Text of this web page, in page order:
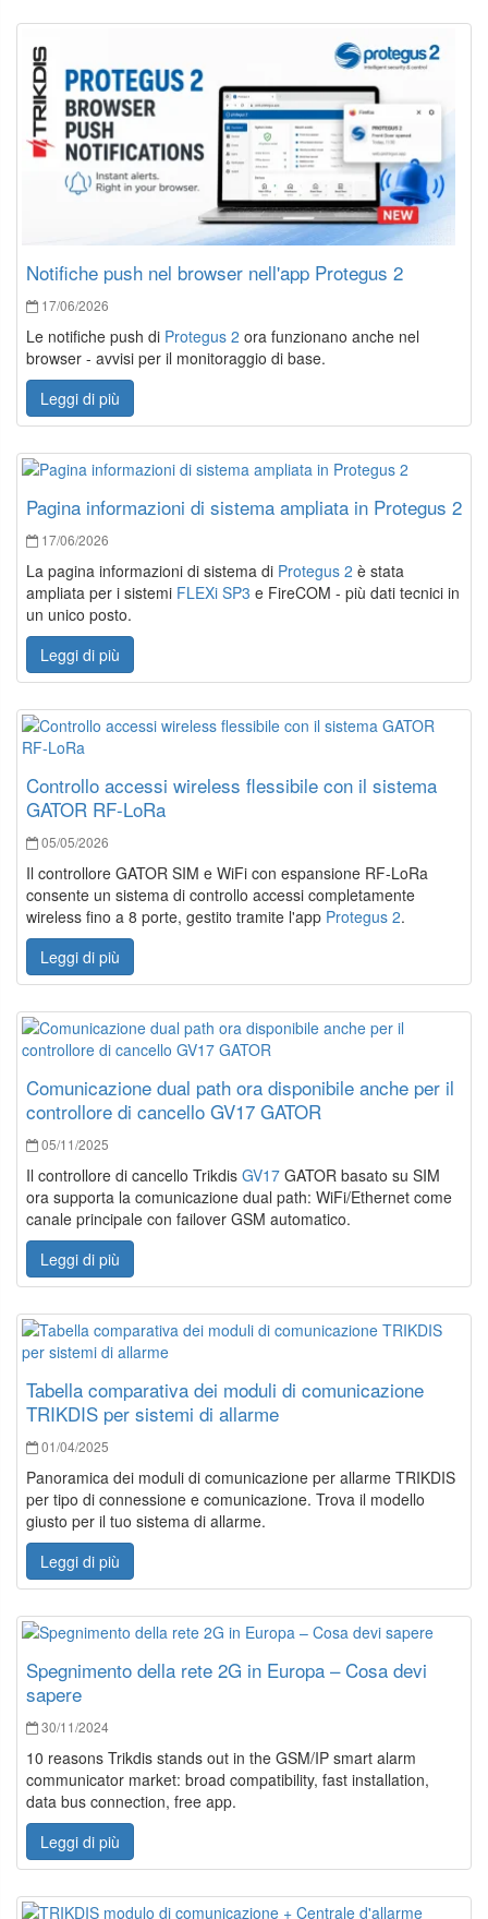
Notifiche push nel browser nell'app Protegus 2
17/06/2026
Le notifiche push di Protegus 2 ora funzionano anche nel
browser - avvisi per il monitoraggio di base.
Leggi di più
Pagina informazioni di sistema ampliata in Protegus 2
17/06/2026
La pagina informazioni di sistema di Protegus 2 è stata
ampliata per i sistemi FLEXi SP3 e FireCOM - più dati tecnici in
un unico posto.
Leggi di più
Controllo accessi wireless flessibile con il sistema
GATOR RF-LoRa
05/05/2026
Il controllore GATOR SIM e WiFi con espansione RF-LoRa
consente un sistema di controllo accessi completamente
wireless fino a 8 porte, gestito tramite l'app Protegus 2.
Leggi di più
Comunicazione dual path ora disponibile anche per il
controllore di cancello GV17 GATOR
05/11/2025
Il controllore di cancello Trikdis GV17 GATOR basato su SIM
ora supporta la comunicazione dual path: WiFi/Ethernet come
canale principale con failover GSM automatico.
Leggi di più
Tabella comparativa dei moduli di comunicazione
TRIKDIS per sistemi di allarme
01/04/2025
Panoramica dei moduli di comunicazione per allarme TRIKDIS
per tipo di connessione e comunicazione. Trova il modello
giusto per il tuo sistema di allarme.
Leggi di più
Spegnimento della rete 2G in Europa – Cosa devi
sapere
30/11/2024
10 reasons Trikdis stands out in the GSM/IP smart alarm
communicator market: broad compatibility, fast installation,
data bus connection, free app.
Leggi di più